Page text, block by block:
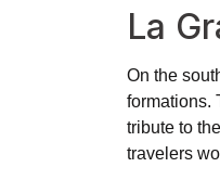
La
On the
formations.
tribute to
travelers